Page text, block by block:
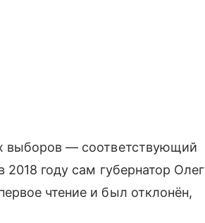
выборов — соответствующий
году сам губернатор Олег
чтение и был отклонён,